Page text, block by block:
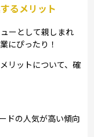
るメリット
ーとして親しまれ
にぴったり！
リットについて、確
ドの人気が高い傾向